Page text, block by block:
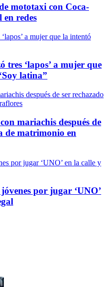
mototaxi con Coca-
en redes
tres ‘lapos’ a mujer que
latina”
mariachis después de
de matrimonio en
por jugar ‘UNO’